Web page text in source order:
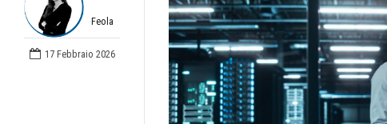
Feola
17 Febbraio 2026